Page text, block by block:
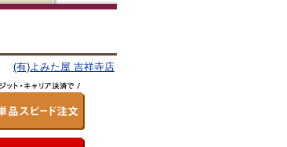
(有)よみた屋 吉祥寺店